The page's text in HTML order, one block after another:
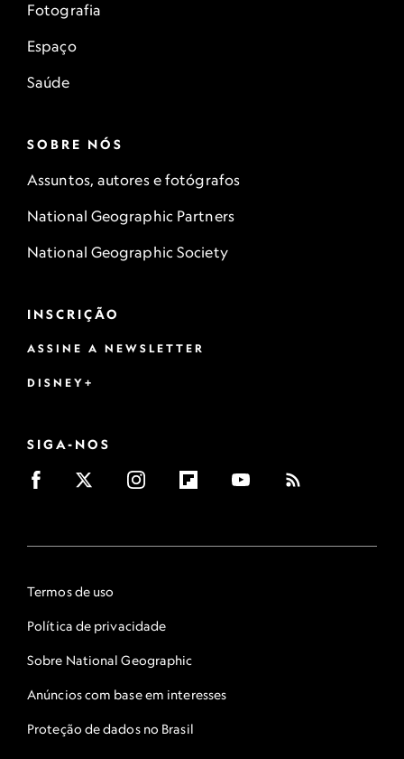
Fotografia
Espaço
Saúde
SOBRE NÓS
Assuntos, autores e fotógrafos
National Geographic Partners
National Geographic Society
INSCRIÇÃO
ASSINE A NEWSLETTER
DISNEY+
SIGA-NOS
Termos de uso
Política de privacidade
Sobre National Geographic
Anúncios com base em interesses
Proteção de dados no Brasil